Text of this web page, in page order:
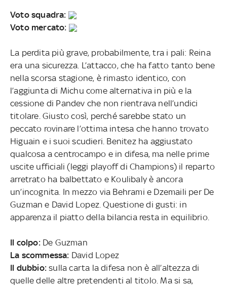
Voto squadra:
Voto mercato:
La perdita più grave, probabilmente, tra i pali: Reina
era una sicurezza. L’attacco, che ha fatto tanto bene
nella scorsa stagione, è rimasto identico, con
l’aggiunta di Michu come alternativa in più e la
cessione di Pandev che non rientrava nell’undici
titolare. Giusto così, perché sarebbe stato un
peccato rovinare l’ottima intesa che hanno trovato
Higuain e i suoi scudieri. Benitez ha aggiustato
qualcosa a centrocampo e in difesa, ma nelle prime
uscite ufficiali (leggi playoff di Champions) il reparto
arretrato ha balbettato e Koulibaly è ancora
un’incognita. In mezzo via Behrami e Dzemaili per De
Guzman e David Lopez. Questione di gusti: in
apparenza il piatto della bilancia resta in equilibrio.
Il colpo:De Guzman
La scommessa: David Lopez
Il dubbio:sulla carta la difesa non è all’altezza di
quelle delle altre pretendenti al titolo. Ma si sa,